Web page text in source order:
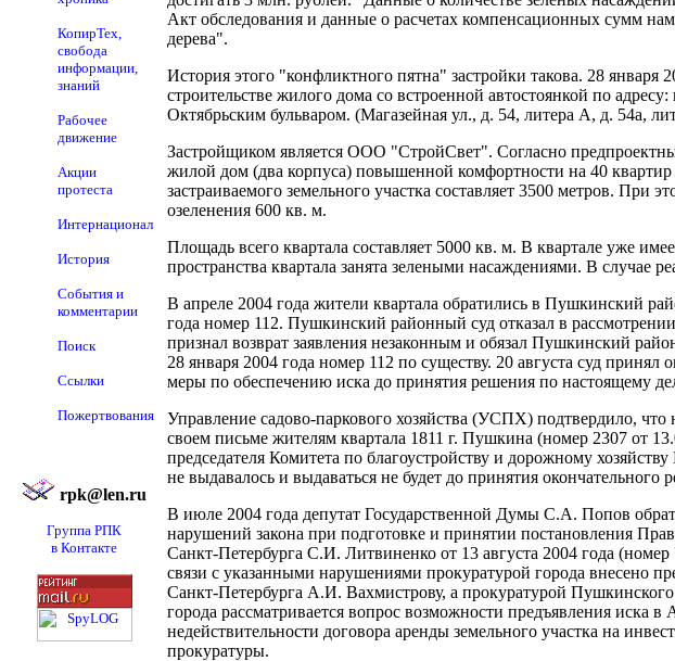
КопирТех,
свобода
информации,
знаний
Рабочее
движение
Акции
протеста
Интернационал
История
События и
комментарии
Поиск
Ссылки
Пожертвования
rpk@len.ru
Группа РПК
в Контакте
Акт обследования и данные о расчетах компенсационных сумм
дерева".
История этого "конфликтного пятна" застройки такова. 28
строительстве жилого дома со встроенной автостоянкой по
Октябрьским бульваром. (Магазейная ул., д. 54, литера А, д. 54а,
Застройщиком является ООО "СтройСвет". Согласно
жилой дом (два корпуса) повышенной комфортности на 40
застраиваемого земельного участка составляет 3500 метров.
озеленения 600 кв. м.
Площадь всего квартала составляет 5000 кв. м. В квартале уже
пространства квартала занята зелеными насаждениями. В случае
В апреле 2004 года жители квартала обратились в Пушкинский
года номер 112. Пушкинский районный суд отказал в
признал возврат заявления незаконным и обязал Пушкинский
28 января 2004 года номер 112 по существу. 20 августа суд
меры по обеспечению иска до принятия решения по настоящему
Управление садово-паркового хозяйства (УСПХ) подтвердило, что
своем письме жителям квартала 1811 г. Пушкина (номер 2307 от
председателя Комитета по благоустройству и дорожному
не выдавалось и выдаваться не будет до принятия
В июле 2004 года депутат Государственной Думы С.А. Попов
нарушений закона при подготовке и принятии постановления
Санкт-Петербурга С.И. Литвиненко от 13 августа 2004 года
связи с указанными нарушениями прокуратурой города внесено
Санкт-Петербурга А.И. Вахмистрову, а прокуратурой
города рассматривается вопрос возможности предъявления
недействительности договора аренды земельного участка на
прокуратуры.